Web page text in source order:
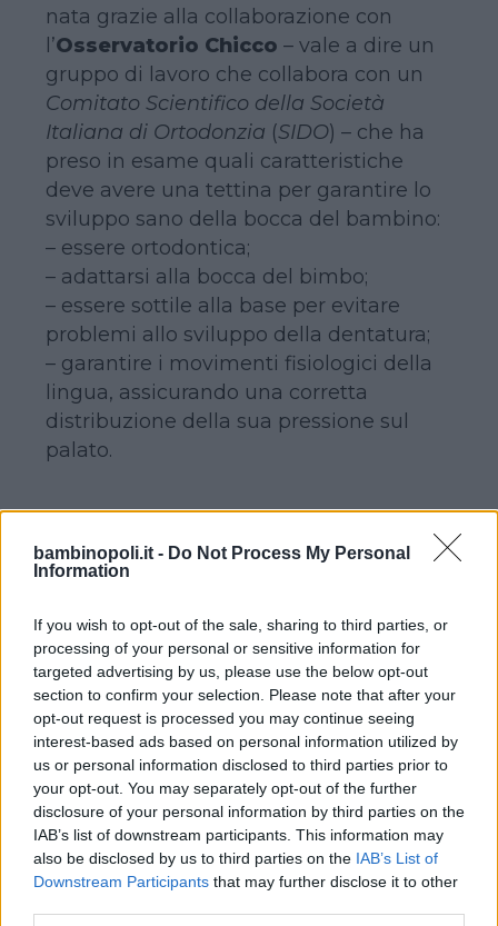
bambinopoli.it - Do Not Process My Personal
Information
If you wish to opt-out of the sale, sharing to third parties, or
processing of your personal or sensitive information for
targeted advertising by us, please use the below opt-out
section to confirm your selection. Please note that after your
opt-out request is processed you may continue seeing
interest-based ads based on personal information utilized by
us or personal information disclosed to third parties prior to
your opt-out. You may separately opt-out of the further
disclosure of your personal information by third parties on the
IAB’s list of downstream participants. This information may
also be disclosed by us to third parties on the IAB’s List of
Downstream Participants that may further disclose it to other
nata grazie alla collaborazione con
l’Osservatorio Chicco – vale a dire un
gruppo di lavoro che collabora con un
Comitato Scientifico della Società
Italiana di Ortodonzia (SIDO) – che ha
preso in esame quali caratteristiche
deve avere una tettina per garantire lo
sviluppo sano della bocca del bambino:
– essere ortodontica;
– adattarsi alla bocca del bimbo;
– essere sottile alla base per evitare
problemi allo sviluppo della dentatura;
– garantire i movimenti fisiologici della
lingua, assicurando una corretta
distribuzione della sua pressione sul
palato.
Lalinea Physiocon tettinaACTIVE
rispetta tutte queste caratteristiche. Non
solo: è stata anche declinata in 4
varianti, proprio per adattarsi al meglio
alle esigenze più disparate.
PHYSIO COMFORT (novità) : disponibili
sia in caucciù che in morbido silicone, i
succhietti Physio Comfort hanno uan
forma extra ergonomica che lascia